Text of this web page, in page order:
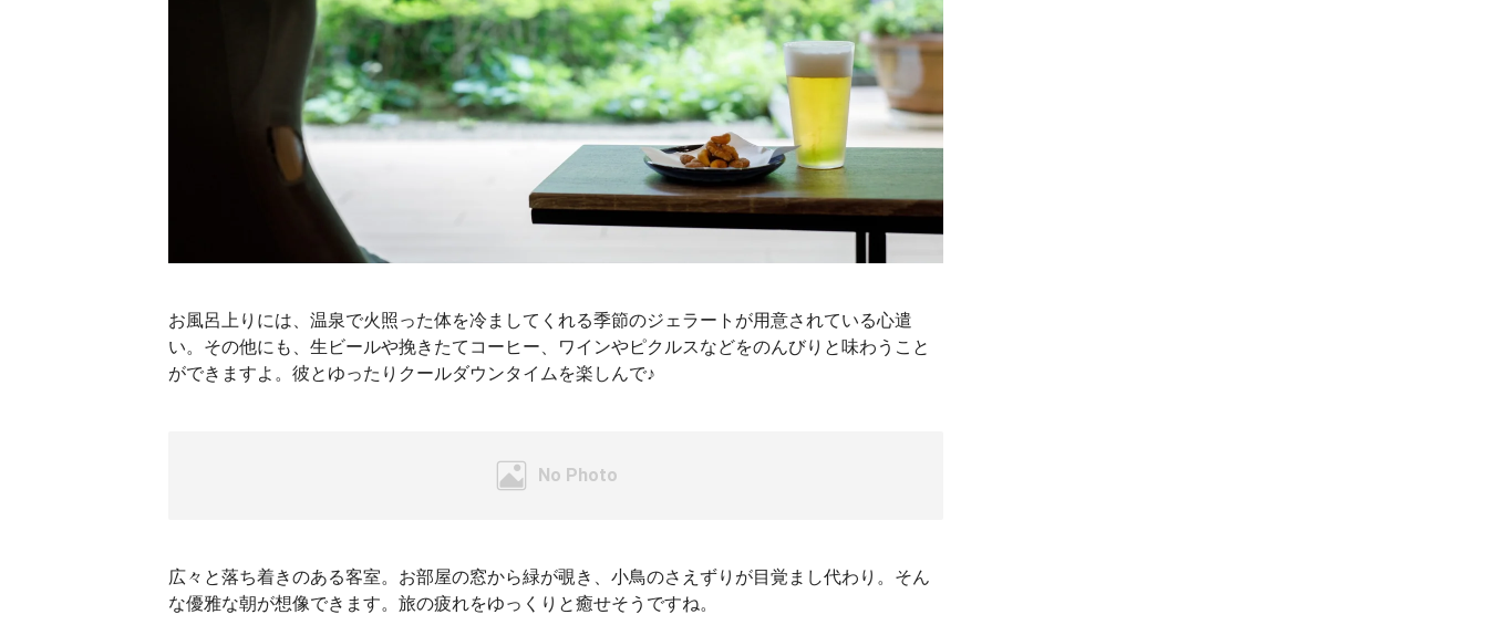
お風呂上りには、温泉で火照った体を冷ましてくれる季節のジェラートが用意されている心遣
い。その他にも、生ビールや挽きたてコーヒー、ワインやピクルスなどをのんびりと味わうこと
ができますよ。彼とゆったりクールダウンタイムを楽しんで♪
広々と落ち着きのある客室。お部屋の窓から緑が覗き、小鳥のさえずりが目覚まし代わり。そん
な優雅な朝が想像できます。旅の疲れをゆっくりと癒せそうですね。